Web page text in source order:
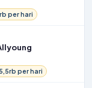
per hari
per hari